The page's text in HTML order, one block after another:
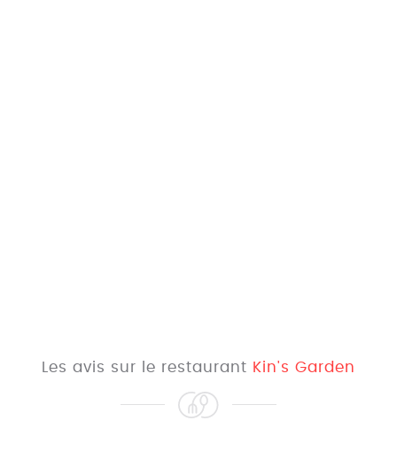
Les avis sur le restaurant Kin's Garden